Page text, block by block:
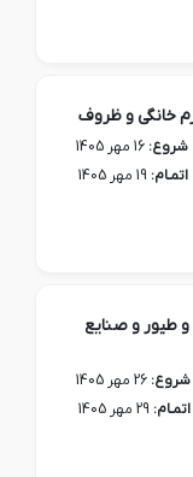
خانگی و ظروف
شروع: 16 مهر 1405
19 مهر 1405
طیور و صنایع
شروع: 26 مهر 1405
29 مهر 1405